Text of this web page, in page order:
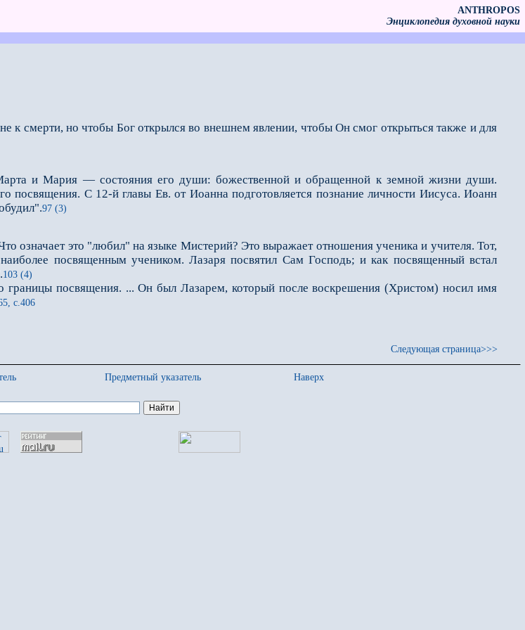
ANTHROPOS
Энциклопедия духовной науки
к смерти, но чтобы Бог открылся во внешнем явлении, чтобы Он смог открыться также и для
и Мария — состояния его души: божественной и обращенной к земной жизни души.
посвящения. С 12-й главы Ев. от Иоанна подготовляется познание личности Иисуса. Иоанн
97 (3)
означает это "любил" на языке Мистерий? Это выражает отношения ученика и учителя. Тот,
посвященным учеником. Лазаря посвятил Сам Господь; и как посвященный встал
103 (4)
посвящения. ... Он был Лазарем, который после воскрешения (Христом) носил имя
с.406
Следующая страница>>>
Предметный указатель
Наверх